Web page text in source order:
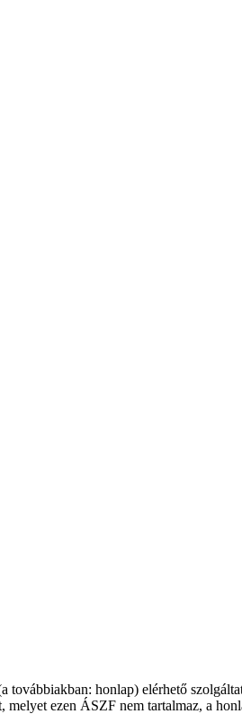
honlap) elérhető
ezen ÁSZF nem tartalmaz, a